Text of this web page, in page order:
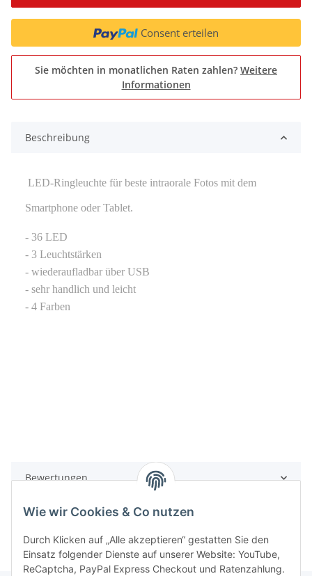
Consent erteilen
Sie möchten in monatlichen Raten zahlen? Weitere
Informationen
Beschreibung
LED-Ringleuchte für beste intraorale Fotos mit dem
Smartphone oder Tablet.
- 36 LED
- 3 Leuchtstärken
- wiederaufladbar über USB
- sehr handlich und leicht
- 4 Farben
Bewertungen
Wie wir Cookies & Co nutzen
Durch Klicken auf „Alle akzeptieren“ gestatten Sie den
Einsatz folgender Dienste auf unserer Website: YouTube,
ReCaptcha, PayPal Express Checkout und Ratenzahlung.